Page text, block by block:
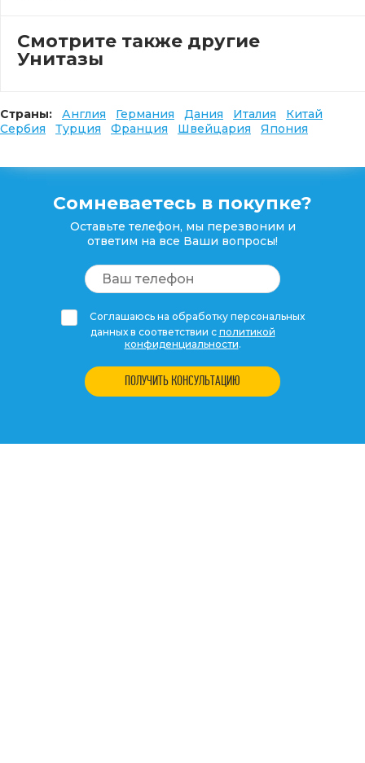
Смотрите также другие
Унитазы
Страны: Англия Германия Дания Италия
Китай
Сербия
Турция Франция Швейцария Япония
Сомневаетесь в покупке?
Оставьте телефон, мы перезвоним и
ответим на все Ваши вопросы!
Соглашаюсь на обработку персональных
данных в соответствии с политикой
конфиденциальности.
ПОЛУЧИТЬ КОНСУЛЬТАЦИЮ